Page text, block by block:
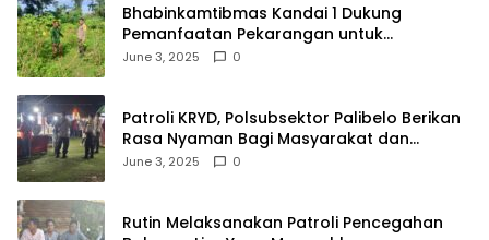
Bhabinkamtibmas Kandai 1 Dukung
Pemanfaatan Pekarangan untuk
Ketahanan Pangan Menuju Indonesia Emas
June 3, 2025 0
Patroli KRYD, Polsubsektor Palibelo Berikan
Rasa Nyaman Bagi Masyarakat dan
Antisipasi Aksi Menjurus Premanisme
June 3, 2025 0
Rutin Melaksanakan Patroli Pencegahan